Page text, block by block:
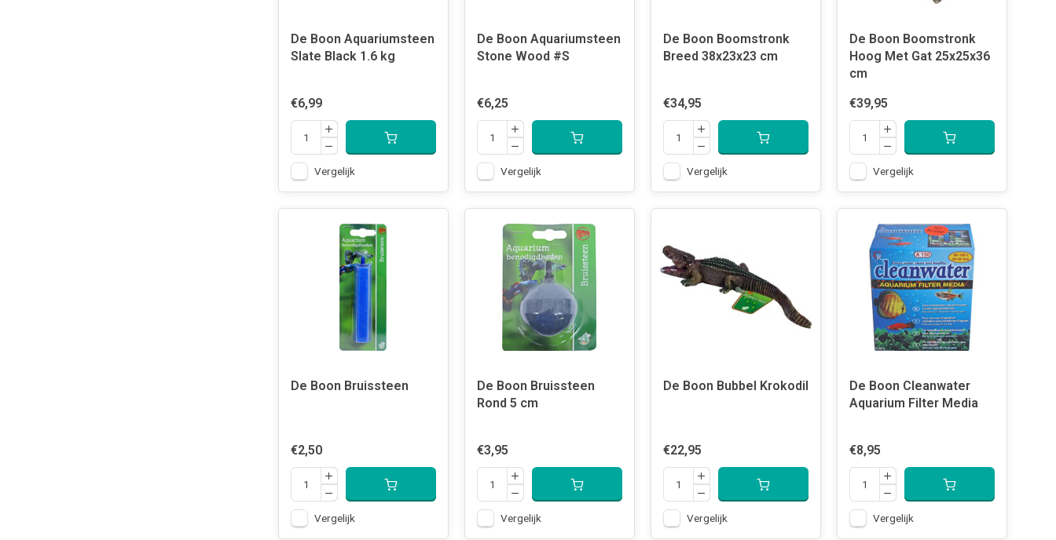
De Boon Aquariumsteen
Slate Black 1.6 kg
€6,99
Vergelijk
De Boon Aquariumsteen
Stone Wood #S
€6,25
Vergelijk
De Boon Boomstronk
Breed 38x23x23 cm
€34,95
Vergelijk
De Boon Boomstronk
Hoog Met Gat 25x25x36
cm
€39,95
Vergelijk
De Boon Bruissteen
€2,50
Vergelijk
De Boon Bruissteen
Rond 5 cm
€3,95
Vergelijk
De Boon Bubbel Krokodil
€22,95
Vergelijk
De Boon Cleanwater
Aquarium Filter Media
€8,95
Vergelijk